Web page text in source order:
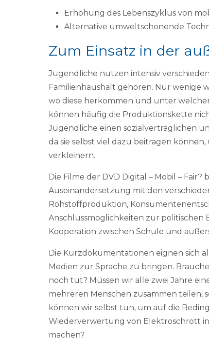
Erhöhung des Lebenszyklus von
Alternative umweltschonende
Zum Einsatz in der
Jugendliche nutzen intensiv
Familienhaushalt gehören. Nur wenige
wo diese herkommen und unter
können häufig die Produktionskette
Jugendliche einen sozialverträglichen
da sie selbst viel dazu beitragen
verkleinern.
Die Filme der DVD Digital – Mobil –
Auseinandersetzung mit den
Rohstoffproduktion,
Anschlussmöglichkeiten zur politischen
Kooperation zwischen Schule und
Die Kurzdokumentationen eignen sich
Medien zur Sprache zu bringen.
noch tut? Müssen wir alle zwei Jahre
mehreren Menschen zusammen teilen,
können wir selbst tun, um auf die
Wiederverwertung von Elektroschrott
machen?